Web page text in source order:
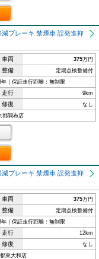
ブレーキ 禁煙車 誤発進抑
車両 375万円
整備 定期点検整備付
｜保証走行距離：無制限
走行 9km
修復 なし
都調布店
ブレーキ 禁煙車 誤発進抑
車両 375万円
整備 定期点検整備付
｜保証走行距離：無制限
走行 12km
修復 なし
東大和店